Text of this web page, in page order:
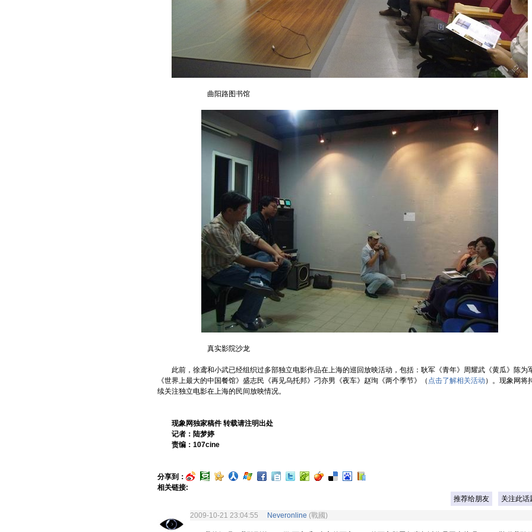
曲阳路图书馆
真实影院沙龙
此前，徐鸢和小武已经组织过多部独立电影作品在上海的巡回放映活动，包括：耿军《青年》周耀武《黄瓜》陈为
《世界上最大的中国餐馆》盛志民《再见乌托邦》刁亦男《夜车》赵珣《两个季节》（ 点击了解相关活动 ）。现象网将
续关注独立电影在上海的民间放映情况。
现象网独家稿件 转载请注明出处
记者：陆梦婷
责编：107cine
分享到：
相关链接:
推荐给朋友
关注此话
2009-10-21 23:04:55
Neveronline (戰國)